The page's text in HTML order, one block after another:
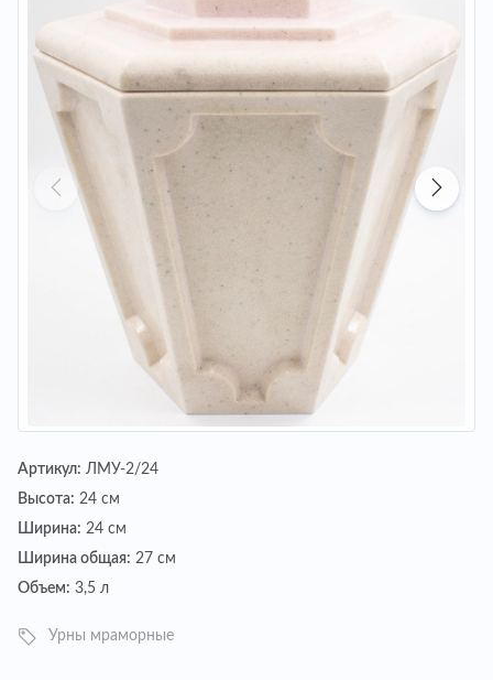
Артикул: ЛМУ-2/24
Высота: 24 см
Ширина: 24 см
Ширина общая: 27 см
Объем: 3,5 л
Урны мраморные